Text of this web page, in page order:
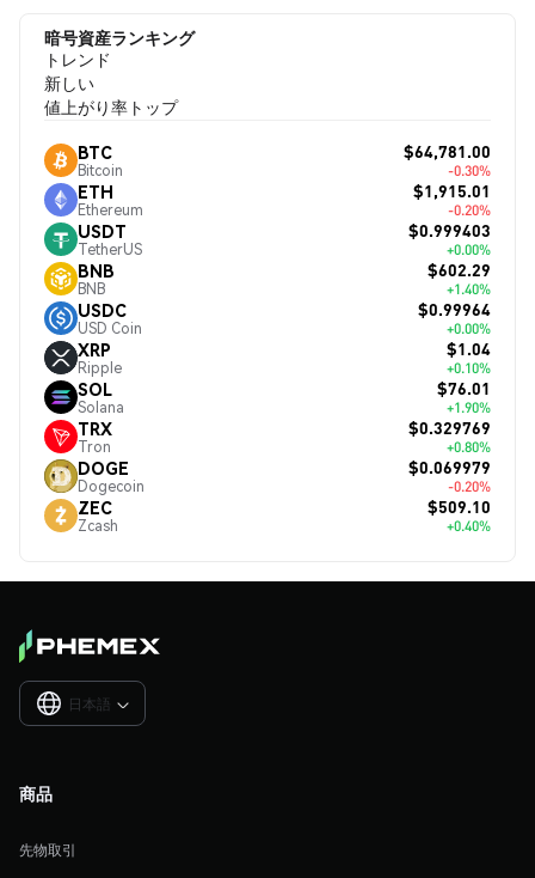
暗号資産ランキング
トレンド
新しい
値上がり率トップ
BTC
Bitcoin
$64,781.00
-0.30%
ETH
Ethereum
$1,915.01
-0.20%
USDT
TetherUS
$0.999403
+0.00%
BNB
BNB
$602.29
+1.40%
USDC
USD Coin
$0.99964
+0.00%
XRP
Ripple
$1.04
+0.10%
SOL
Solana
$76.01
+1.90%
TRX
Tron
$0.329769
+0.80%
DOGE
Dogecoin
$0.069979
-0.20%
ZEC
Zcash
$509.10
+0.40%
日本語 
商品
先物取引